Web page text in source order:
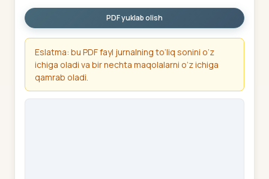
PDF yuklab olish
Eslatma: bu PDF fayl jurnalning to‘liq sonini o‘z
ichiga oladi va bir nechta maqolalarni o‘z ichiga
qamrab oladi.